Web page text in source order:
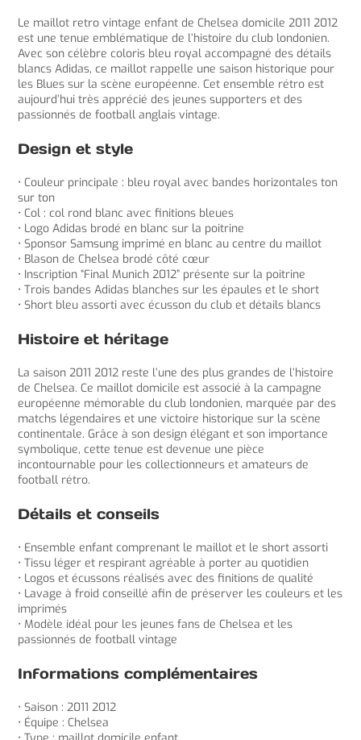
Le maillot retro vintage enfant de Chelsea domicile 2011 2012
est une tenue emblématique de l’histoire du club londonien.
Avec son célèbre coloris bleu royal accompagné des détails
blancs Adidas, ce maillot rappelle une saison historique pour
les Blues sur la scène européenne. Cet ensemble rétro est
aujourd’hui très apprécié des jeunes supporters et des
passionnés de football anglais vintage.
Design et style
• Couleur principale : bleu royal avec bandes horizontales ton
sur ton
• Col : col rond blanc avec finitions bleues
• Logo Adidas brodé en blanc sur la poitrine
• Sponsor Samsung imprimé en blanc au centre du maillot
• Blason de Chelsea brodé côté cœur
• Inscription “Final Munich 2012” présente sur la poitrine
• Trois bandes Adidas blanches sur les épaules et le short
• Short bleu assorti avec écusson du club et détails blancs
Histoire et héritage
La saison 2011 2012 reste l’une des plus grandes de l’histoire
de Chelsea. Ce maillot domicile est associé à la campagne
européenne mémorable du club londonien, marquée par des
matchs légendaires et une victoire historique sur la scène
continentale. Grâce à son design élégant et son importance
symbolique, cette tenue est devenue une pièce
incontournable pour les collectionneurs et amateurs de
football rétro.
Détails et conseils
• Ensemble enfant comprenant le maillot et le short assorti
• Tissu léger et respirant agréable à porter au quotidien
• Logos et écussons réalisés avec des finitions de qualité
• Lavage à froid conseillé afin de préserver les couleurs et les
imprimés
• Modèle idéal pour les jeunes fans de Chelsea et les
passionnés de football vintage
Informations complémentaires
• Saison : 2011 2012
• Équipe : Chelsea